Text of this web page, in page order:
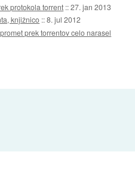
protokola torrent ::27. jan 2013
knjižnico ::8. jul 2012
prek torrentov celo narasel